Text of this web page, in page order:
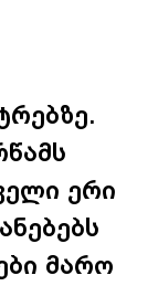
ერი
მარო